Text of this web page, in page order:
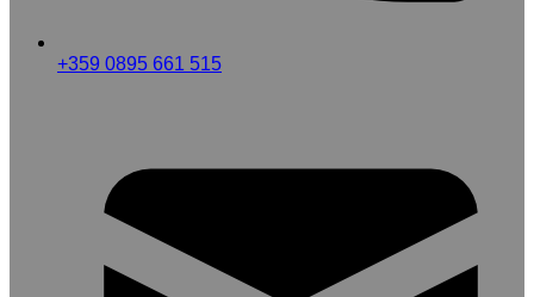
+359 0895 661 515